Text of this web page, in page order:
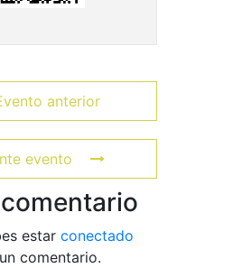
anterior
evento
estar conectado
comentario.